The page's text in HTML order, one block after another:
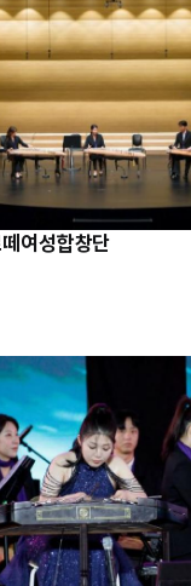
여성합창단